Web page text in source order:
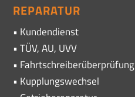
REPARATUR
• Kundendienst
• TÜV, AU, UVV
• Fahrtschreiberüberprüfung
• Kupplungswechsel